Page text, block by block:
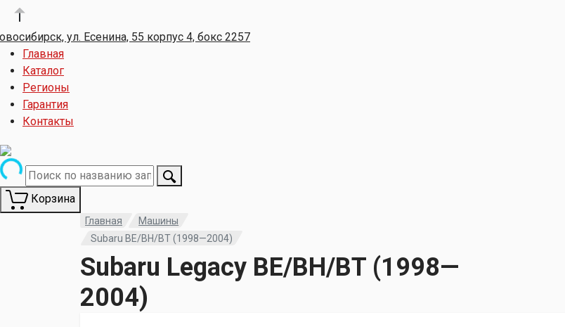
ул. Есенина, 55 корпус 4, бокс 2257
Главная
Каталог
Регионы
Гарантия
Контакты
Корзина
Главная
Машины
Subaru BE/BH/BT (1998—2004)
Subaru Legacy BE/BH/BT (1998—
2004)